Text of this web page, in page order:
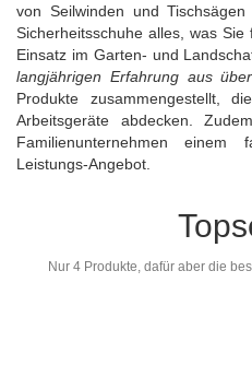
von Seilwinden und
Sicherheitsschuhe alles, was
Einsatz im Garten- und
langjährigen Erfahrung aus
Produkte zusammengestellt,
Arbeitsgeräte abdecken.
Familienunternehmen
Leistungs-Angebot.
Nur 4 Produkte, dafür aber die